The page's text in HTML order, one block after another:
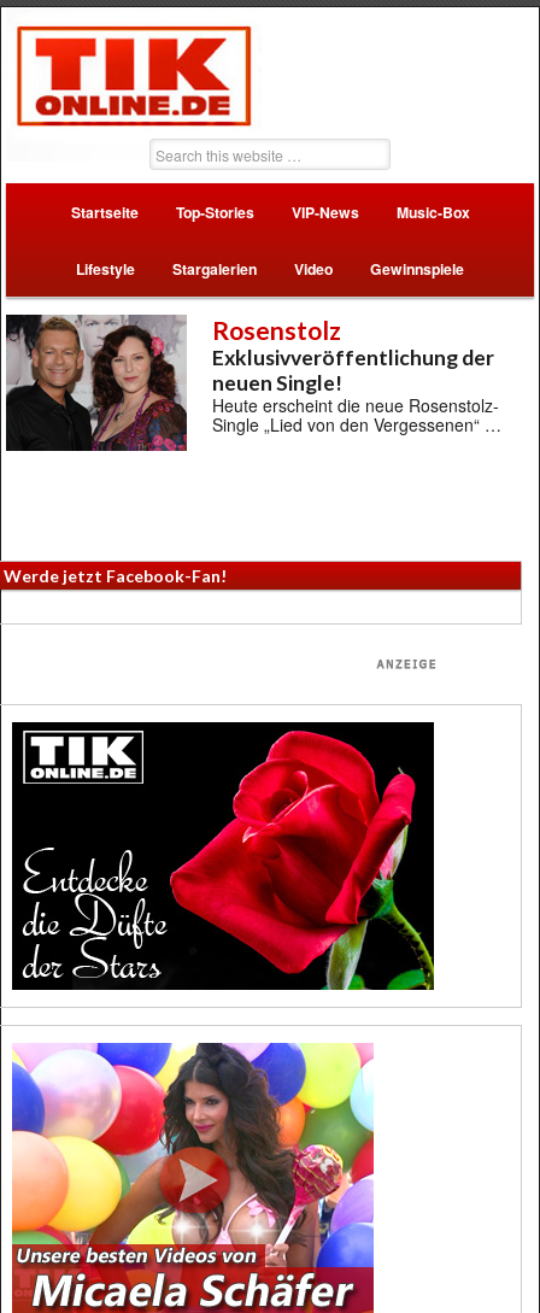
Startseite Top-Stories VIP-News Music-Box
Lifestyle Stargalerien Video Gewinnspiele
Rosenstolz
Exklusivveröffentlichung der
neuen Single!
Heute erscheint die neue Rosenstolz-
Single „Lied von den Vergessenen“ …
Werde jetzt Facebook-Fan!